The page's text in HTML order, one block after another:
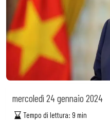
mercoledì 24 gennaio 2024
Tempo di lettura:9 min